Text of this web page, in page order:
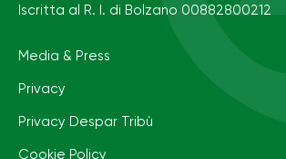
Iscritta al R. I. di Bolzano 00882800212
Media & Press
Privacy
Privacy Despar Tribù
Cookie Policy